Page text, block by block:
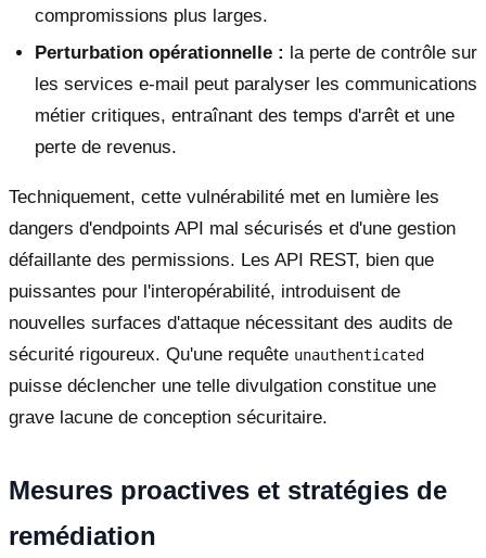
compromissions plus larges.
Perturbation opérationnelle : la perte de contrôle sur
les services e-mail peut paralyser les communications
métier critiques, entraînant des temps d'arrêt et une
perte de revenus.
Techniquement, cette vulnérabilité met en lumière les
dangers d'endpoints API mal sécurisés et d'une gestion
défaillante des permissions. Les API REST, bien que
puissantes pour l'interopérabilité, introduisent de
nouvelles surfaces d'attaque nécessitant des audits de
sécurité rigoureux. Qu'une requête unauthenticated
puisse déclencher une telle divulgation constitue une
grave lacune de conception sécuritaire.
Mesures proactives et stratégies de
remédiation